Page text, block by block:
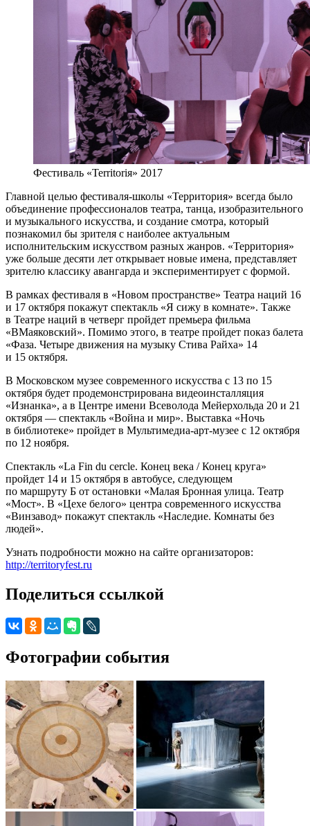
Фестиваль «Territoriя» 2017
Главной целью фестиваля-школы «Территория» всегда было
объединение профессионалов театра, танца, изобразительного
и музыкального искусства, и создание смотра, который
познакомил бы зрителя с наиболее актуальным
исполнительским искусством разных жанров. «Территория»
уже больше десяти лет открывает новые имена, представляет
зрителю классику авангарда и экспериментирует с формой.
В рамках фестиваля в «Новом пространстве» Театра наций 16
и 17 октября покажут спектакль «Я сижу в комнате». Также
в Театре наций в четверг пройдет премьера фильма
«ВМаяковский». Помимо этого, в театре пройдет показ балета
«Фаза. Четыре движения на музыку Стива Райха» 14
и 15 октября.
В Московском музее современного искусства с 13 по 15
октября будет продемонстрирована видеоинсталляция
«Изнанка», а в Центре имени Всеволода Мейерхольда 20 и 21
октября — спектакль «Война и мир». Выставка «Ночь
в библиотеке» пройдет в Мультимедиа-арт-музее с 12 октября
по 12 ноября.
Спектакль «La Fin du cercle. Конец века / Конец круга»
пройдет 14 и 15 октября в автобусе, следующем
по маршруту Б от остановки «Малая Бронная улица. Театр
«Мост». В «Цехе белого» центра современного искусства
«Винзавод» покажут спектакль «Наследие. Комнаты без
людей».
Узнать подробности можно на сайте организаторов:
http://territoryfest.ru
Поделиться ссылкой
Фотографии события